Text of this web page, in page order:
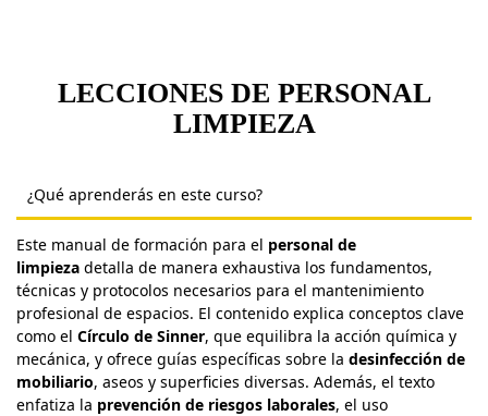
LECCIONES DE PERSONAL
LIMPIEZA
¿Qué aprenderás en este curso?
Este manual de formación para el personal de
limpieza detalla de manera exhaustiva los fundamentos,
técnicas y protocolos necesarios para el mantenimiento
profesional de espacios. El contenido explica conceptos clave
como el Círculo de Sinner, que equilibra la acción química y
mecánica, y ofrece guías específicas sobre la desinfección de
mobiliario, aseos y superficies diversas. Además, el texto
enfatiza la prevención de riesgos laborales, el uso